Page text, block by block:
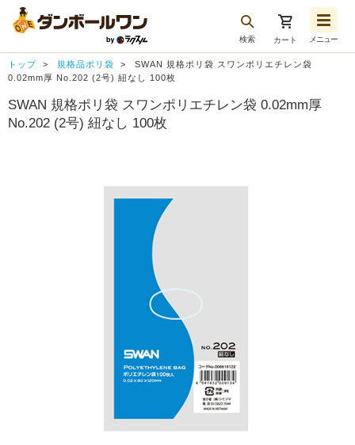
検索 カート メニュー
再注文
トップ 規格品ポリ袋
SWAN 規格ポリ袋 スワンポリエチレン袋
0.02mm厚 No.202 (2号) 紐なし 100枚
SWAN 規格ポリ袋 スワンポリエチレン袋 0.02mm厚
No.202 (2号) 紐なし 100枚